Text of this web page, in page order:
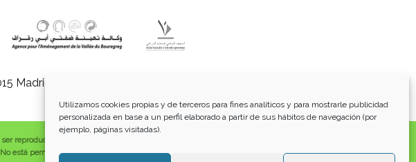
Utilizamos cookies propias y de terceros para fines analíticos y para mostrarle publicidad
personalizada en base a un perfil elaborado a partir de sus hábitos de navegación (por
ejemplo, páginas visitadas).
Madrid |
reproducidos, distribuidos, transmitidos, exhibidos, publicados o retransmitidos
está permitido borrar o alterar ninguna marca, derecho de autor u otro aviso de